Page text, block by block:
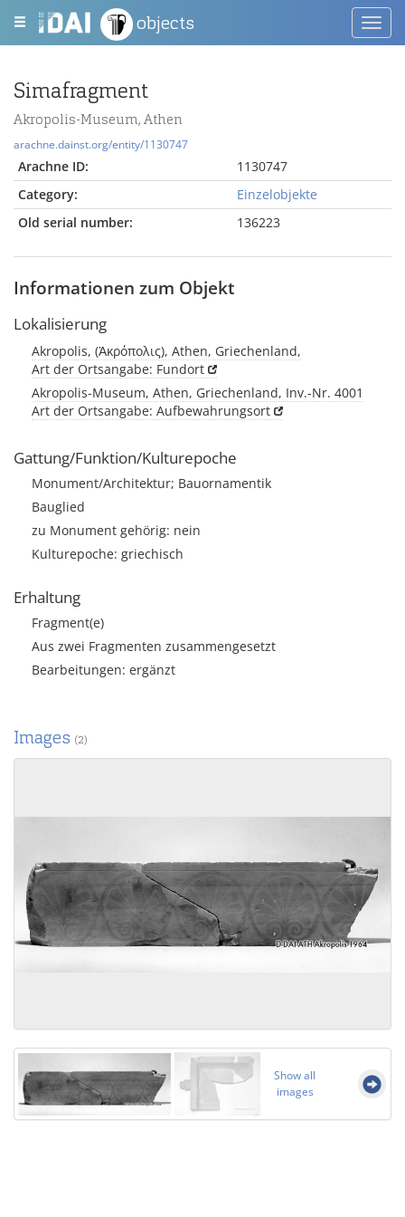
objects
Simafragment
Akropolis-Museum, Athen
arachne.dainst.org/entity/1130747
Arachne ID:
1130747
Category:
Einzelobjekte
Old serial number:
136223
Informationen zum Objekt
Lokalisierung
Akropolis, (Ἀκρόπολις), Athen, Griechenland,
Art der Ortsangabe: Fundort
Akropolis-Museum, Athen, Griechenland, Inv.-Nr. 4001
Art der Ortsangabe: Aufbewahrungsort
Gattung/Funktion/Kulturepoche
Monument/Architektur; Bauornamentik
Bauglied
zu Monument gehörig: nein
Kulturepoche: griechisch
Erhaltung
Fragment(e)
Aus zwei Fragmenten zusammengesetzt
Bearbeitungen: ergänzt
Images (2)
Show all
images